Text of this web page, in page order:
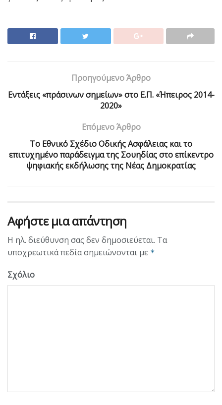
Προηγούμενο Άρθρο
Εντάξεις «πράσινων σημείων» στο Ε.Π. «Ήπειρος 2014-
2020»
Επόμενο Άρθρο
Το Εθνικό Σχέδιο Οδικής Ασφάλειας και το
επιτυχημένο παράδειγμα της Σουηδίας στο επίκεντρο
ψηφιακής εκδήλωσης της Νέας Δημοκρατίας
Αφήστε μια απάντηση
Η ηλ. διεύθυνση σας δεν δημοσιεύεται. Τα
υποχρεωτικά πεδία σημειώνονται με *
Σχόλιο